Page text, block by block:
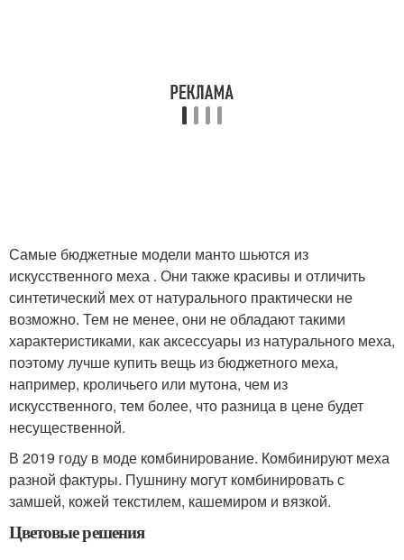
Самые бюджетные модели манто шьются из
искусственного меха . Они также красивы и отличить
синтетический мех от натурального практически не
возможно. Тем не менее, они не обладают такими
характеристиками, как аксессуары из натурального меха,
поэтому лучше купить вещь из бюджетного меха,
например, кроличьего или мутона, чем из
искусственного, тем более, что разница в цене будет
несущественной.
В 2019 году в моде комбинирование. Комбинируют меха
разной фактуры. Пушнину могут комбинировать с
замшей, кожей текстилем, кашемиром и вязкой.
Цветовые решения